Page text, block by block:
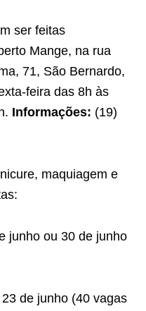
ser feitas
Mange, na rua
71, São Bernardo,
feira das 8h às
Informações: (19)
maquiagem e
junho ou 30 de junho
de junho (40 vagas